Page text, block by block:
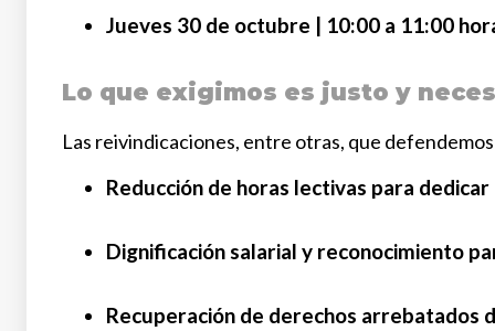
Jueves 30 de octubre | 10:00 a 11:00
Lo que exigimos es justo y
Las reivindicaciones, entre otras, que
Reducción de horas lectivas para
Dignificación salarial y reconocimiento
Recuperación de derechos arrebatados